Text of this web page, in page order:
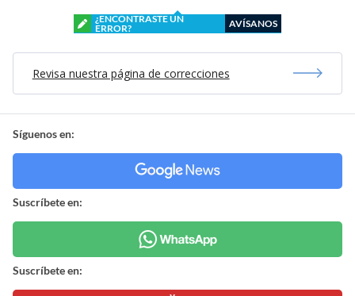
¿ENCONTRASTE UN
ERROR?
AVÍSANOS
Revisa nuestra página de correcciones
Síguenos en:
Suscríbete en:
Suscríbete en: